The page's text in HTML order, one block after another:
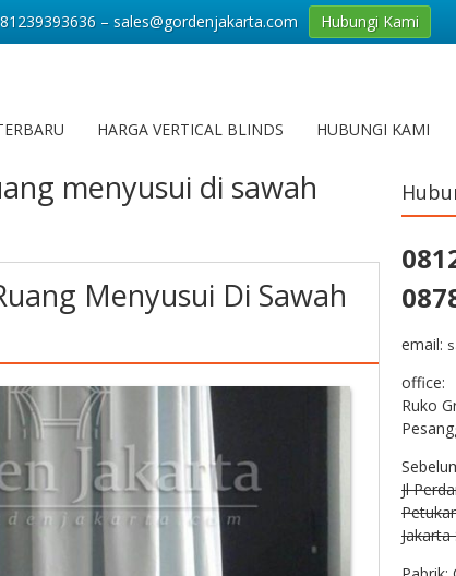
HARGA VERTICAL BLINDS HUBUNGI KAMI
menyusui di sawah
Menyusui Di Sawah
email:
office:
Ruko
Jl
Jakarta
– sales@gordenjakarta.com Hubungi Kami